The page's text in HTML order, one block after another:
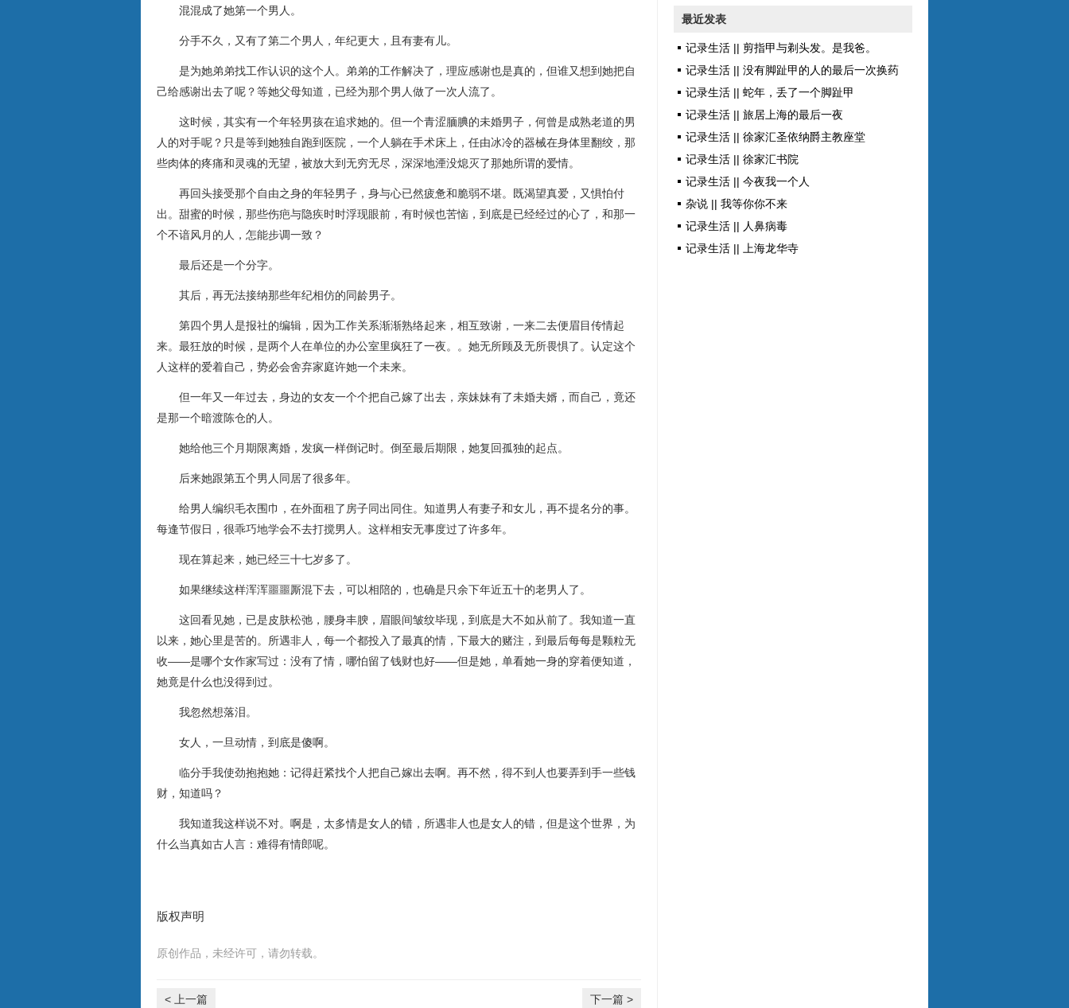
混混成了她第一个男人。
分手不久，又有了第二个男人，年纪更大，且有妻有儿。
是为她弟弟找工作认识的这个人。弟弟的工作解决了，理应感谢也是真的，但谁又想到她把自
己给感谢出去了呢？等她父母知道，已经为那个男人做了一次人流了。
这时候，其实有一个年轻男孩在追求她的。但一个青涩腼腆的未婚男子，何曾是成熟老道的男
人的对手呢？只是等到她独自跑到医院，一个人躺在手术床上，任由冰冷的器械在身体里翻绞，那
些肉体的疼痛和灵魂的无望，被放大到无穷无尽，深深地湮没熄灭了那她所谓的爱情。
再回头接受那个自由之身的年轻男子，身与心已然疲惫和脆弱不堪。既渴望真爱，又惧怕付
出。甜蜜的时候，那些伤疤与隐疾时时浮现眼前，有时候也苦恼，到底是已经经过的心了，和那一
个不谙风月的人，怎能步调一致？
最后还是一个分字。
其后，再无法接纳那些年纪相仿的同龄男子。
第四个男人是报社的编辑，因为工作关系渐渐熟络起来，相互致谢，一来二去便眉目传情起
来。最狂放的时候，是两个人在单位的办公室里疯狂了一夜。。她无所顾及无所畏惧了。认定这个
人这样的爱着自己，势必会舍弃家庭许她一个未来。
但一年又一年过去，身边的女友一个个把自己嫁了出去，亲妹妹有了未婚夫婿，而自己，竟还
是那一个暗渡陈仓的人。
她给他三个月期限离婚，发疯一样倒记时。倒至最后期限，她复回孤独的起点。
后来她跟第五个男人同居了很多年。
给男人编织毛衣围巾，在外面租了房子同出同住。知道男人有妻子和女儿，再不提名分的事。
每逢节假日，很乖巧地学会不去打搅男人。这样相安无事度过了许多年。
现在算起来，她已经三十七岁多了。
如果继续这样浑浑噩噩厮混下去，可以相陪的，也确是只余下年近五十的老男人了。
这回看见她，已是皮肤松弛，腰身丰腴，眉眼间皱纹毕现，到底是大不如从前了。我知道一直
以来，她心里是苦的。所遇非人，每一个都投入了最真的情，下最大的赌注，到最后每每是颗粒无
收——是哪个女作家写过：没有了情，哪怕留了钱财也好——但是她，单看她一身的穿着便知道，
她竟是什么也没得到过。
我忽然想落泪。
女人，一旦动情，到底是傻啊。
临分手我使劲抱抱她：记得赶紧找个人把自己嫁出去啊。再不然，得不到人也要弄到手一些钱
财，知道吗？
我知道我这样说不对。啊是，太多情是女人的错，所遇非人也是女人的错，但是这个世界，为
什么当真如古人言：难得有情郎呢。
版权声明
原创作品，未经许可，请勿转载。
< 上一篇 下一篇 >
最近发表
记录生活 || 剪指甲与剃头发。是我爸。
记录生活 || 没有脚趾甲的人的最后一次换药
记录生活 || 蛇年，丢了一个脚趾甲
记录生活 || 旅居上海的最后一夜
记录生活 || 徐家汇圣依纳爵主教座堂
记录生活 || 徐家汇书院
记录生活 || 今夜我一个人
杂说 || 我等你你不来
记录生活 || 人鼻病毒
记录生活 || 上海龙华寺